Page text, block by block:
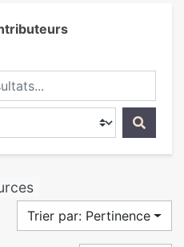
Trier par: Pertinence